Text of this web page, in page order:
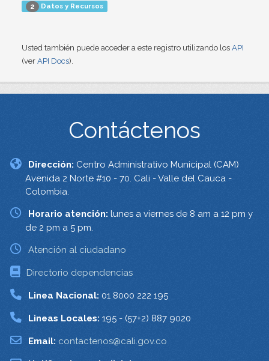
2 Datos y Recursos
Usted también puede acceder a este registro utilizando los API
(ver API Docs).
Contáctenos
Dirección: Centro Administrativo Municipal (CAM)
Avenida 2 Norte #10 - 70. Cali - Valle del Cauca -
Colombia.
Horario atención: lunes a viernes de 8 am a 12 pm y
de 2 pm a 5 pm.
Atención al ciudadano
Directorio dependencias
Linea Nacional: 01 8000 222 195
Lineas Locales: 195 - (57+2) 887 9020
Email: contactenos@cali.gov.co